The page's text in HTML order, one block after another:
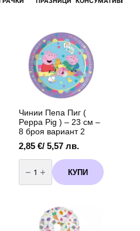
Чинии Пепа Пиг (
Peppa Pig ) – 23 см –
8 броя вариант 2
2,85 €/ 5,57 лв.
количество
за
Чинии
Пепа
КУПИ